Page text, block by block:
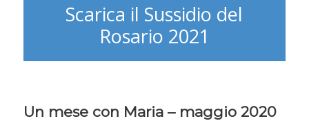
Scarica il Sussidio del
Rosario 2021
Un mese con Maria – maggio 2020